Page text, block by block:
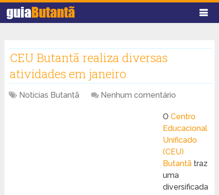
CEU Butantã realiza diversas
atividades em janeiro
Notícias Butantã Nenhum comentário
O Centro
Educacional
Unificado
(CEU)
Butantãtraz
uma
diversificada